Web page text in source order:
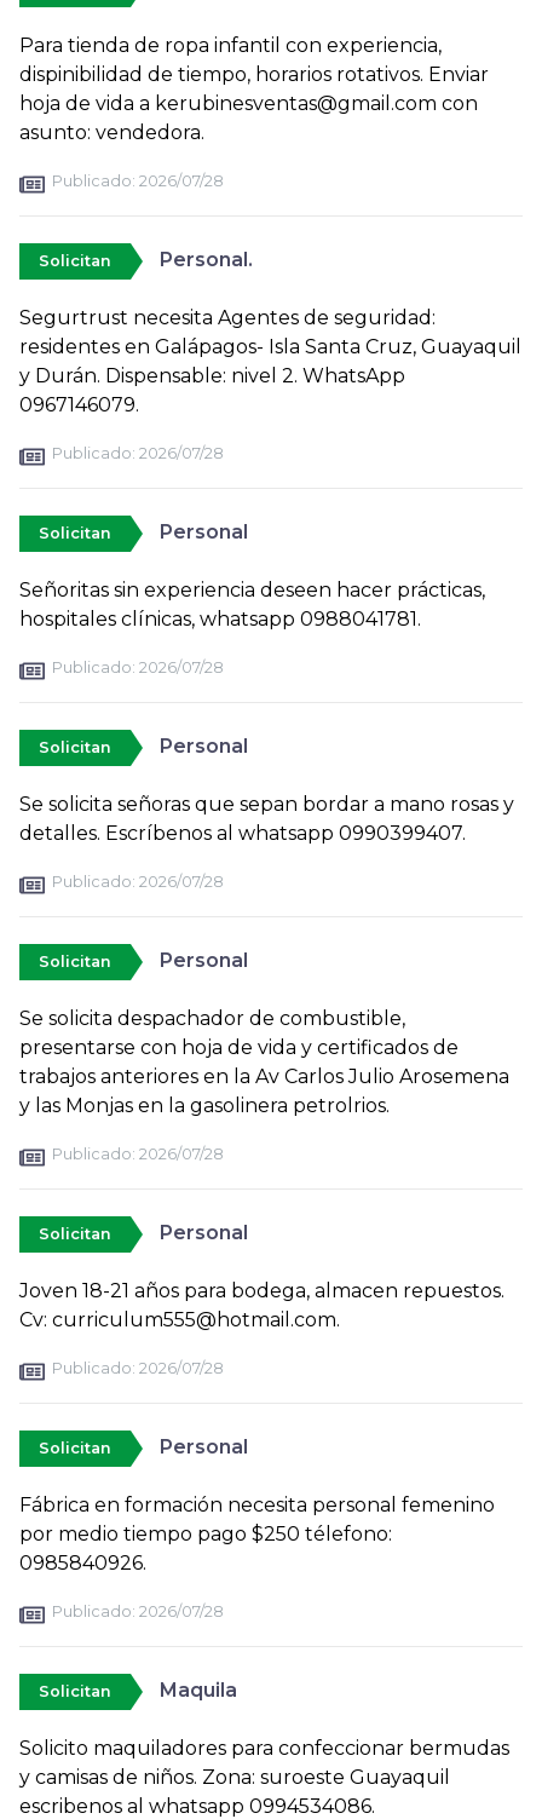
Para tienda de ropa infantil con experiencia,
dispinibilidad de tiempo, horarios rotativos. Enviar
hoja de vida a kerubinesventas@gmail.com con
asunto: vendedora.
Publicado: 2026/07/28
Solicitan Personal.
Segurtrust necesita Agentes de seguridad:
residentes en Galápagos- Isla Santa Cruz, Guayaquil
y Durán. Dispensable: nivel 2. WhatsApp
0967146079.
Publicado: 2026/07/28
Solicitan Personal
Señoritas sin experiencia deseen hacer prácticas,
hospitales clínicas, whatsapp 0988041781.
Publicado: 2026/07/28
Solicitan Personal
Se solicita señoras que sepan bordar a mano rosas y
detalles. Escríbenos al whatsapp 0990399407.
Publicado: 2026/07/28
Solicitan Personal
Se solicita despachador de combustible,
presentarse con hoja de vida y certificados de
trabajos anteriores en la Av Carlos Julio Arosemena
y las Monjas en la gasolinera petrolrios.
Publicado: 2026/07/28
Solicitan Personal
Joven 18-21 años para bodega, almacen repuestos.
Cv: curriculum555@hotmail.com.
Publicado: 2026/07/28
Solicitan Personal
Fábrica en formación necesita personal femenino
por medio tiempo pago $250 télefono:
0985840926.
Publicado: 2026/07/28
Solicitan Maquila
Solicito maquiladores para confeccionar bermudas
y camisas de niños. Zona: suroeste Guayaquil
escribenos al whatsapp 0994534086.